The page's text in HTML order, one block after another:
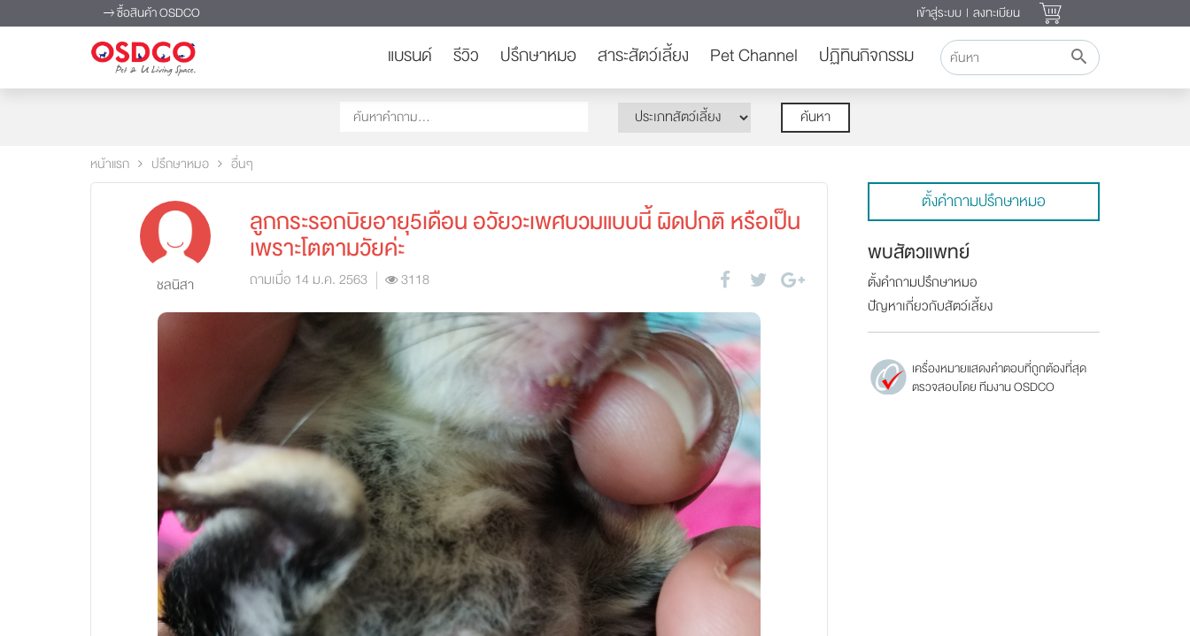
ซื้อสินค้า OSDCO เข้าสู่ระบบ | ลงทะเบียน
แบรนด์ รีวิว ปรึกษาหมอ สาระสัตว์เลี้ยง Pet Channel ปฏิทินกิจกรรม
ค้นหา
หน้าแรก ปรึกษาหมอ อื่นๆ
ชลนิสา
ลูกกระรอกบิยอายุ5เดือน อวัยวะเพศบวมแบบนี้ ผิดปกติ หรือเป็น
เพราะโตตามวัยค่ะ
ถามเมื่อ 14 ม.ค. 2563 3118
ตั้งคำถามปรึกษาหมอ
พบสัตวแพทย์
ตั้งคำถามปรึกษาหมอ
ปัญหาเกี่ยวกับสัตว์เลี้ยง
เครื่องหมายแสดงคำตอบที่ถูกต้องที่สุด
ตรวจสอบโดย ทีมงาน OSDCO